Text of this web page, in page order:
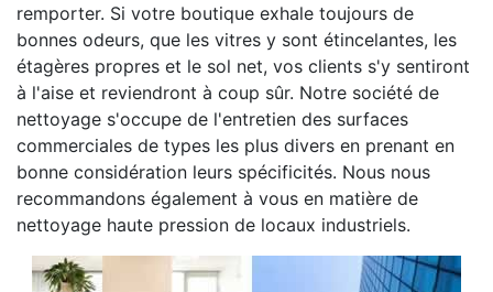
remporter. Si votre boutique exhale toujours de
bonnes odeurs, que les vitres y sont étincelantes, les
étagères propres et le sol net, vos clients s'y sentiront
à l'aise et reviendront à coup sûr. Notre société de
nettoyage s'occupe de l'entretien des surfaces
commerciales de types les plus divers en prenant en
bonne considération leurs spécificités. Nous nous
recommandons également à vous en matière de
nettoyage haute pression de locaux industriels.